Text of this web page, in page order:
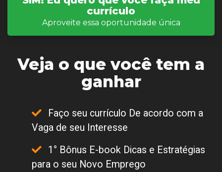
currículo
Aproveite essa oportunidade única
Veja o que você tem a
ganhar
Faço seu currículo De acordo com a
Vaga de seu Interesse
1° Bônus E-book Dicas e Estratégias
para o seu Novo Emprego